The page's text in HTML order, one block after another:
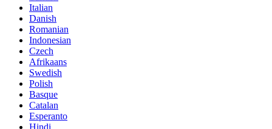
Italian
Danish
Romanian
Indonesian
Czech
Afrikaans
Swedish
Polish
Basque
Catalan
Esperanto
Hindi